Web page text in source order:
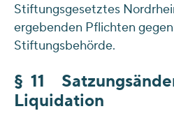
Stiftungsgesetztes
ergebenden Pflichten
Stiftungsbehörde.
§ 11
Liquidation